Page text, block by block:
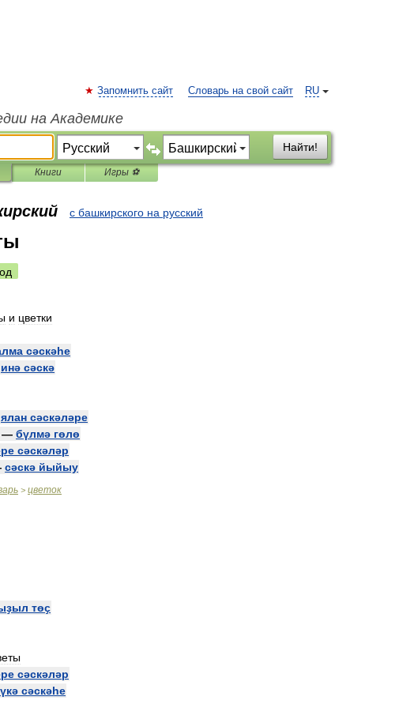
RU
Запомнить сайт Словарь на свой сайт
на Академике
Найти!
Книги Игры ⚽
с башкирского на русский
и цветки
сәскәһе
инә сәскә
ялан сәскәләре
— бүлмә гөлө
сәскәләр
сәскә йыйыу
> цветок
төҫ
сәскәләр
сәскәһе